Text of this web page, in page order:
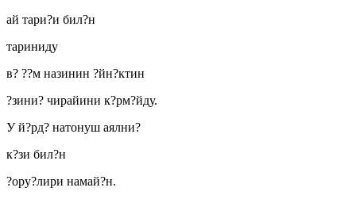
ай тари?и бил?н
тариниду
в? ??м назинин ?йн?ктин
?зини? чирайини к?рм?йду.
У й?рд? натонуш аялни?
к?зи бил?н
?ору?лири намай?н.